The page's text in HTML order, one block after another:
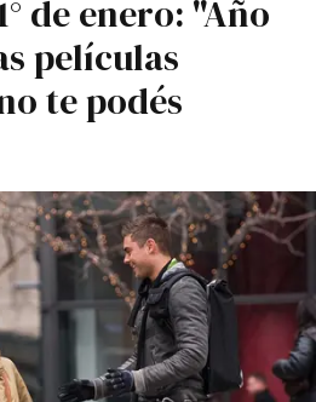
de enero: "Año
películas
te podés